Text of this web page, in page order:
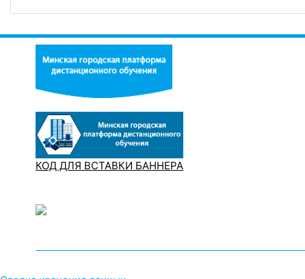
КОД ДЛЯ ВСТАВКИ БАННЕРА